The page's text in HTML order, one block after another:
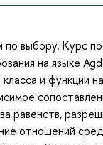
по выбору. Курс
на языке
и функции
равенств,
отношений